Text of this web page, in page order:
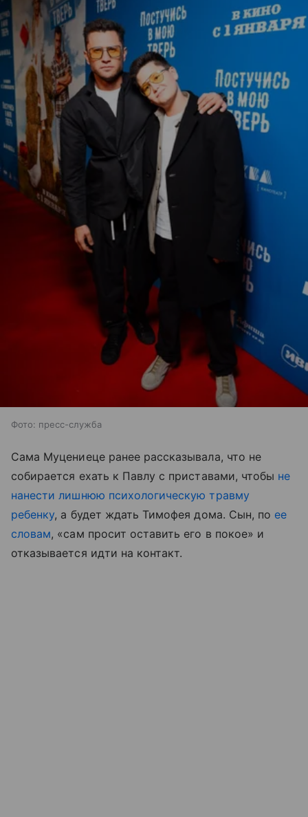
Фото: пресс-служба
Сама Муцениеце ранее рассказывала, что не
собирается ехать к Павлу с приставами, чтобы не
нанести лишнюю психологическую травму
ребенку, а будет ждать Тимофея дома. Сын, по ее
словам, «сам просит оставить его в покое» и
отказывается идти на контакт.